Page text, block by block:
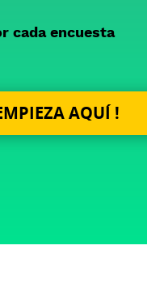
cada encuesta
AQUÍ !